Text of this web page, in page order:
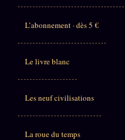
L’abonnement · dès 5 €
Le livre blanc
Les neuf civilisations
La roue du temps